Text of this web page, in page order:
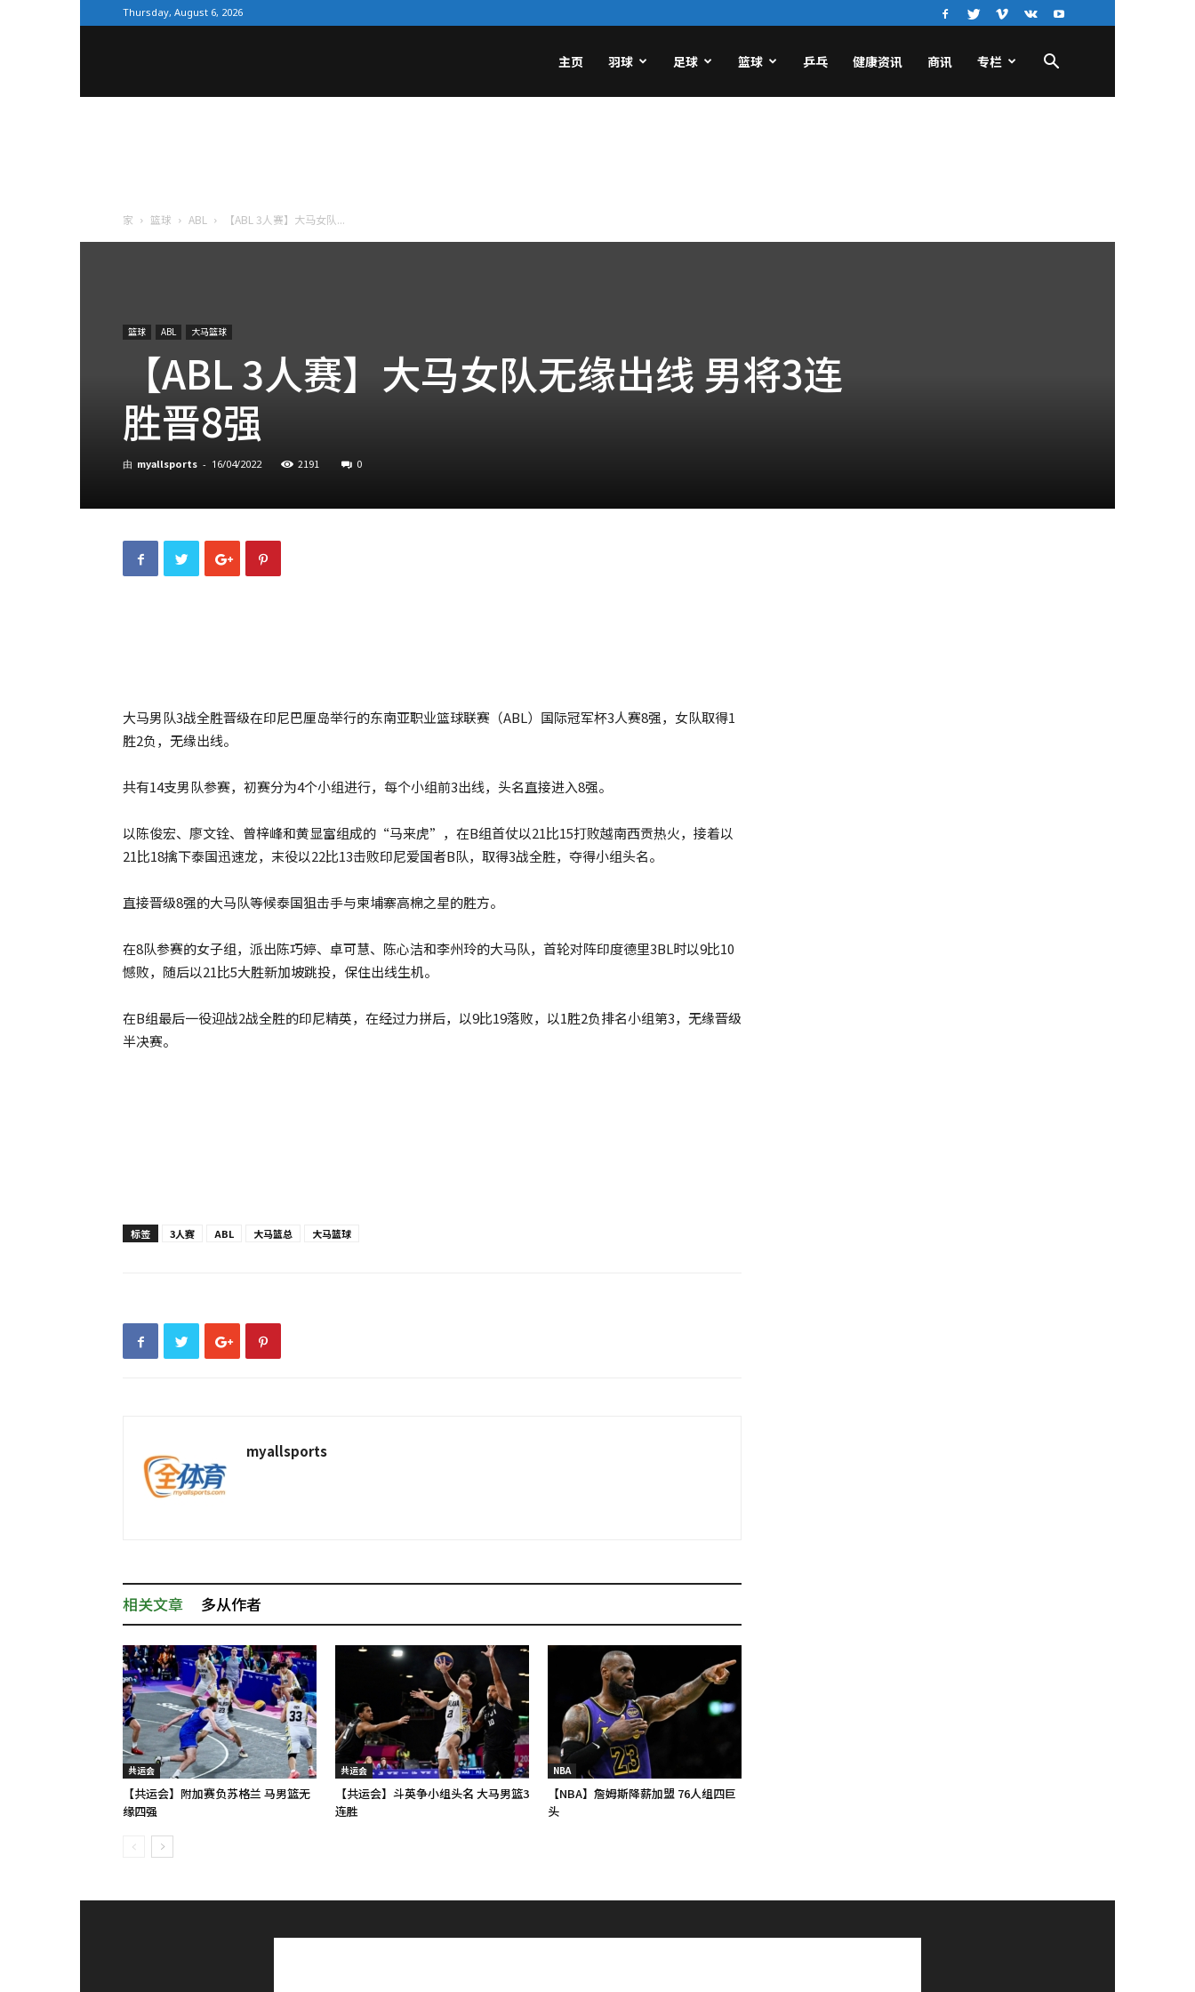
Thursday, August 6, 2026
主页 羽球 足球 篮球 乒乓 健康资讯 商讯 专栏
家 篮球 ABL 【ABL 3人赛】大马女队...
篮球 ABL 大马篮球
【ABL 3人赛】大马女队无缘出线 男将3连
胜晋8强
由 myallsports - 16/04/2022 2191 0
大马男队3战全胜晋级在印尼巴厘岛举行的东南亚职业篮球联赛（ABL）国际冠军杯3人赛8强，女队取得1
胜2负，无缘出线。
共有14支男队参赛，初赛分为4个小组进行，每个小组前3出线，头名直接进入8强。
以陈俊宏、廖文铨、曾梓峰和黄显富组成的“马来虎”，在B组首仗以21比15打败越南西贡热火，接着以
21比18擒下泰国迅速龙，末役以22比13击败印尼爱国者B队，取得3战全胜，夺得小组头名。
直接晋级8强的大马队等候泰国狙击手与柬埔寨高棉之星的胜方。
在8队参赛的女子组，派出陈巧婷、卓可慧、陈心洁和李州玲的大马队，首轮对阵印度德里3BL时以9比10
憾败，随后以21比5大胜新加坡跳投，保住出线生机。
在B组最后一役迎战2战全胜的印尼精英，在经过力拼后，以9比19落败，以1胜2负排名小组第3，无缘晋级
半决赛。
标签 3人赛 ABL 大马篮总 大马篮球
myallsports
相关文章 多从作者
共运会
【共运会】附加赛负苏格兰 马男篮无
缘四强
共运会
【共运会】斗英争小组头名 大马男篮3
连胜
NBA
【NBA】詹姆斯降薪加盟 76人组四巨
头